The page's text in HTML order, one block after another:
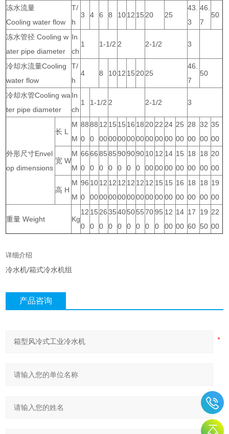
冻水流量
Cooling water flow
T/
h
3 4 6 8 1012 15 20 25
43.
3
46.
7
50
冻水管径 Cooling w
ater pipe diameter
In
ch
1 1-1/2 2 2-1/2 3
冷却水流量Cooling
water flow
T/
h
4 8 1012 15 2025
46.
7
50
冷却水管Cooling wa
ter pipe diameter
In
ch
1 1-1/2 2 2-1/2 3
外形尺寸Envel
op dimensions
长 L
M
M
88
0
88
0
12
00
15
00
15
00
16
00
18
00
20
00
22
00
24
00
25
00
28
00
32
00
35
00
宽 W
M
M
66
0
66
0
85
0
85
0
90
0
90
0
90
0
10
00
12
00
14
00
15
00
18
00
18
00
20
00
高 H
M
M
96
0
10
00
12
00
12
00
12
00
12
00
12
00
12
00
15
00
15
00
16
00
18
00
18
00
19
00
重量 Weight Kg
12
0
15
0
26
0
35
0
40
0
50
0
55
0
70
0
95
0
12
00
14
00
17
60
19
50
22
00
详细介绍
冷水机/箱式冷水机组
产品咨询